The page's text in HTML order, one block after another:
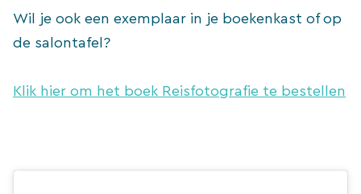
Wil je ook een exemplaar in je boekenkast of op
de salontafel?
Klik hier om het boek Reisfotografie te bestellen